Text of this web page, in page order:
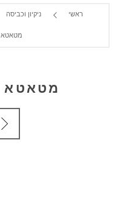
ראשי ניקיון וכביסה
מטאטא UPPRIGHT
מטאטא UPPRIGHT